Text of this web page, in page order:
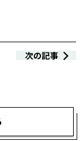
次の記事